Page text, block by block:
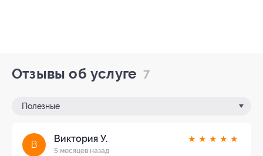
Отзывы об услуге 7
Полезные
В
Виктория У.
5 месяцев назад
★ ★ ★ ★ ★